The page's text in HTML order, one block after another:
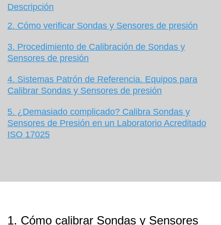
Descripción
2. Cómo verificar Sondas y Sensores de presión
3. Procedimiento de Calibración de Sondas y
Sensores de presión
4. Sistemas Patrón de Referencia. Equipos para
Calibrar Sondas y Sensores de presión
5. ¿Demasiado complicado? Calibra Sondas y
Sensores de Presión en un Laboratorio Acreditado
ISO 17025
1. Cómo calibrar Sondas y Sensores